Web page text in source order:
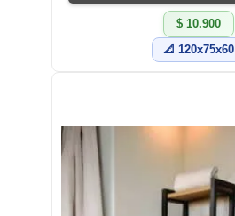
$ 10.900
📐 120x75x60